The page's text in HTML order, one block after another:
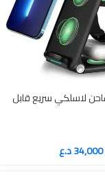
1 شاحن لاسلكي سريع قابل
34,000د.ع